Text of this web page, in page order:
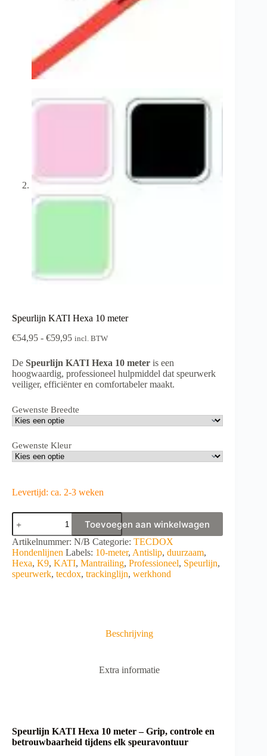
Speurlijn KATI Hexa 10 meter
€54,95 - €59,95Prijsklasse:
tot
€59,95
incl. BTW
De Speurlijn KATI Hexa 10 meter is een
hoogwaardig, professioneel hulpmiddel dat speurwerk
veiliger, efficiënter en comfortabeler maakt.
Gewenste Breedte
Gewenste Kleur
Levertijd: ca. 2-3 weken
Speurlijn
KATI
Hexa
10
meter
aantal
Toevoegen aan winkelwagen
A
l
t
e
Artikelnummer: N/B Categorie: TECDOX
Hondenlijnen Labels: 10-meter, Antislip, duurzaam,
Hexa, K9, KATI, Mantrailing, Professioneel, Speurlijn,
speurwerk, tecdox, trackinglijn, werkhond
Beschrijving
Extra informatie
Speurlijn KATI Hexa 10 meter – Grip, controle en
betrouwbaarheid tijdens elk speuravontuur